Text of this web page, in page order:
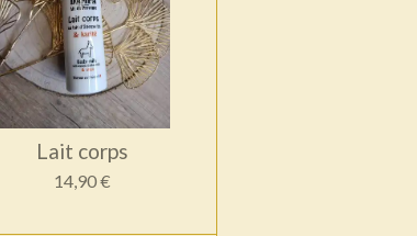
Lait corps
14,90 €